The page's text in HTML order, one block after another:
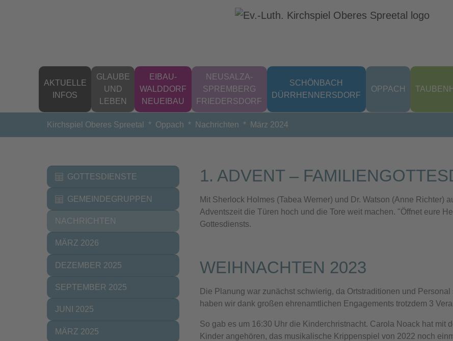
Zum Hauptinhalt springen
AKTUELLE
INFOS
GLAUBE
UND
LEBEN
EIBAU-
WALDDORF
NEUEIBAU
NEUSALZA-
SPREMBERG
FRIEDERSDORF
SCHÖNBACH
DÜRRHENNERSDORF
OPPACH
Kirchspiel Oberes Spreetal Oppach Nachrichten März 2024
GOTTESDIENSTE
GEMEINDEGRUPPEN
NACHRICHTEN
MÄRZ 2026
DEZEMBER 2025
SEPTEMBER 2025
JUNI 2025
MÄRZ 2025
1. ADVENT –
Mit Sherlock Holmes (Tabea Werner) und Dr. Watson (Anne Richter)
Adventszeit die Türen hoch und die Tore weit machen. "Öffnet eure
Gottesdiensts.
WEIHNACHTEN 2023
Die Planung war zunächst schwierig, da Ortstraditionen und
haben wir dank großen ehrenamtlichen Engagements trotzdem 3
So gab es um 16:30 Uhr die Kinderchristnacht. Carola Noack hat mit
Kinder angehören, das musikalische Krippenspiel von 2022 noch